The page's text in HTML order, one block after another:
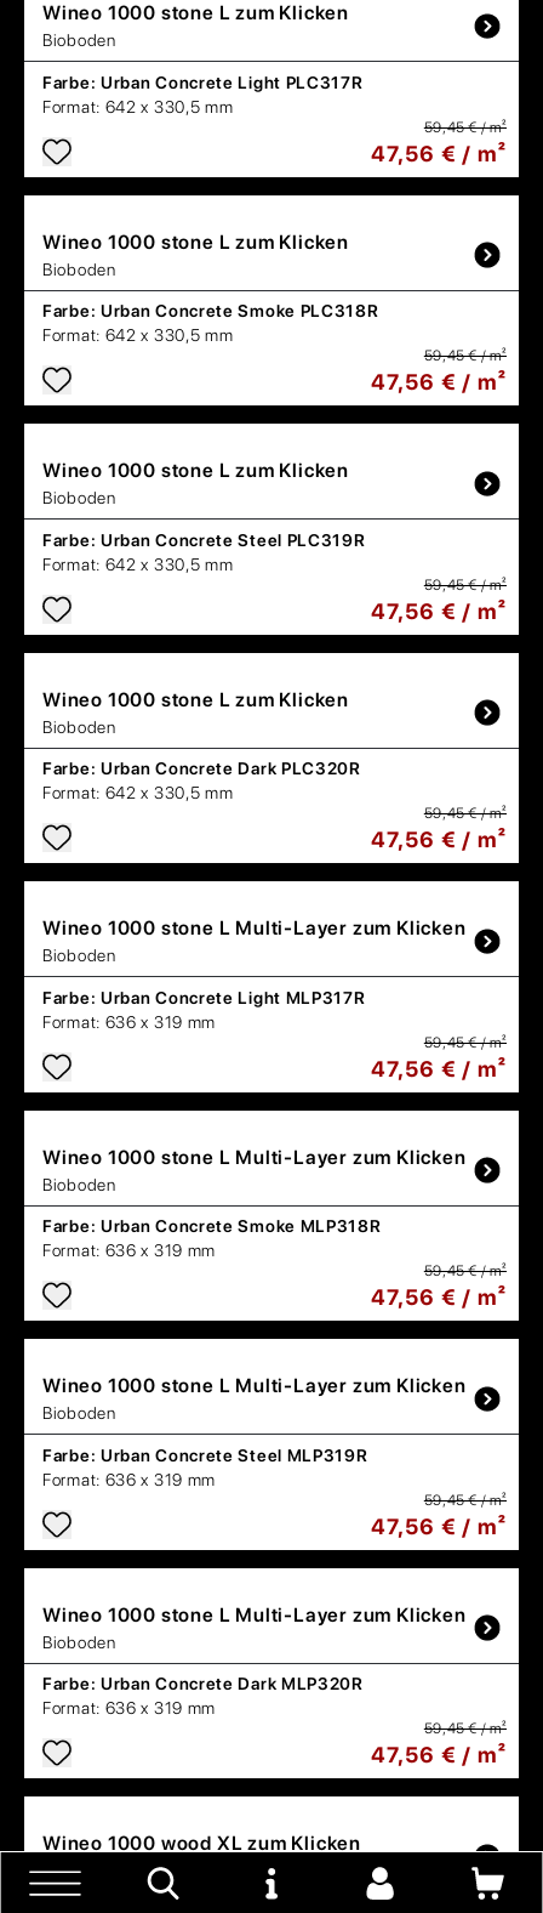
Wineo 1000 stone L zum Klicken
Bioboden
Farbe: Urban Concrete Light PLC317R
Format: 642 x 330,5 mm
59,45 € / m²
47,56 € / m²
Wineo 1000 stone L zum Klicken
Bioboden
Farbe: Urban Concrete Smoke PLC318R
Format: 642 x 330,5 mm
59,45 € / m²
47,56 € / m²
Wineo 1000 stone L zum Klicken
Bioboden
Farbe: Urban Concrete Steel PLC319R
Format: 642 x 330,5 mm
59,45 € / m²
47,56 € / m²
Wineo 1000 stone L zum Klicken
Bioboden
Farbe: Urban Concrete Dark PLC320R
Format: 642 x 330,5 mm
59,45 € / m²
47,56 € / m²
Wineo 1000 stone L Multi-Layer zum Klicken
Bioboden
Farbe: Urban Concrete Light MLP317R
Format: 636 x 319 mm
59,45 € / m²
47,56 € / m²
Wineo 1000 stone L Multi-Layer zum Klicken
Bioboden
Farbe: Urban Concrete Smoke MLP318R
Format: 636 x 319 mm
59,45 € / m²
47,56 € / m²
Wineo 1000 stone L Multi-Layer zum Klicken
Bioboden
Farbe: Urban Concrete Steel MLP319R
Format: 636 x 319 mm
59,45 € / m²
47,56 € / m²
Wineo 1000 stone L Multi-Layer zum Klicken
Bioboden
Farbe: Urban Concrete Dark MLP320R
Format: 636 x 319 mm
59,45 € / m²
47,56 € / m²
Wineo 1000 wood XL zum Klicken
Bioboden